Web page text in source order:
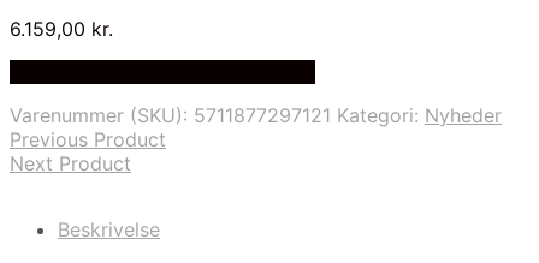
6.159,00 kr.
Varenummer (SKU): 5711877297121 Kategori: Nyheder
Previous Product
Next Product
Beskrivelse